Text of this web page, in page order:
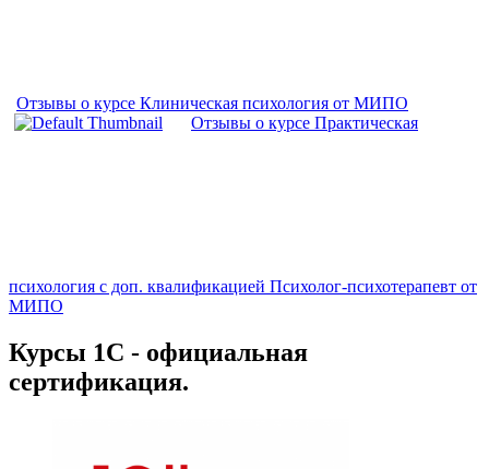
Отзывы о курсе Клиническая психология от МИПО
Отзывы о курсе Практическая
психология с доп. квалификацией Психолог-психотерапевт от
МИПО
Курсы 1С - официальная
сертификация.